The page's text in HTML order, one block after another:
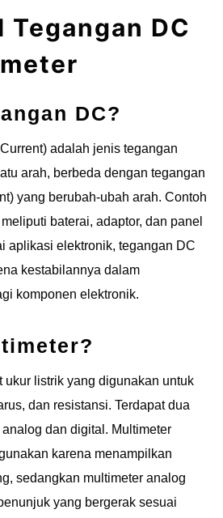
Tegangan DC
DC?
adalah jenis tegangan
arah, berbeda dengan tegangan
yang berubah-ubah arah. Contoh
baterai, adaptor, dan panel
aplikasi elektronik, tegangan DC
kestabilannya dalam
komponen elektronik.
ukur listrik yang digunakan untuk
dan resistansi. Terdapat dua
dan digital. Multimeter
karena menampilkan
sedangkan multimeter analog
yang bergerak sesuai